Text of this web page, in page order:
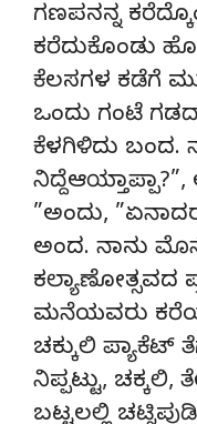
ಗಣಪನನ್ನ
ಕರೆದುಕೊಂಡು
ಕೆಲಸಗಳ ಕಡೆಗೆ
ಒಂದು ಗಂಟೆ
ಕೆಳಗಿಳಿದು ಬಂದ.
”ಅಂದು,
ಅಂದ. ನಾನು
ಕಲ್ಯಾಣೋತ್ಸವದ
ಮನೆಯವರು
ಚಕ್ಕುಲಿ ಪ್ಯಾಕೆಟ್
ನಿಪ್ಪಟ್ಟು, ಚಕ್ಕಲಿ,
ಬಟ್ಟಲಲ್ಲಿ